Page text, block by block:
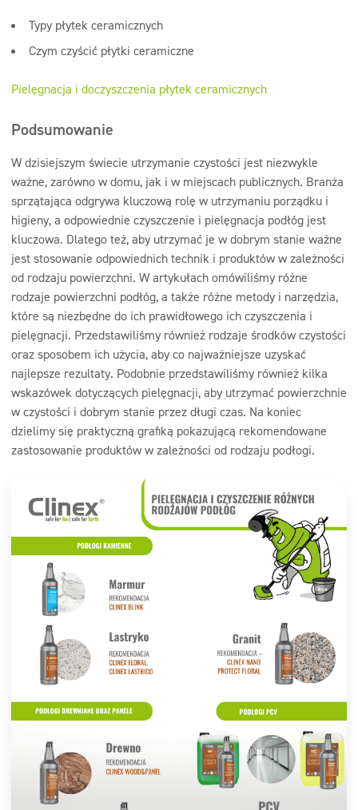
Typy płytek ceramicznych
Czym czyścić płytki ceramiczne
Pielęgnacja i doczyszczenia płytek ceramicznych
Podsumowanie
W dzisiejszym świecie utrzymanie czystości jest niezwykle
ważne, zarówno w domu, jak i w miejscach publicznych. Branża
sprzątająca odgrywa kluczową rolę w utrzymaniu porządku i
higieny, a odpowiednie czyszczenie i pielęgnacja podłóg jest
kluczowa. Dlatego też, aby utrzymać je w dobrym stanie ważne
jest stosowanie odpowiednich technik i produktów w zależności
od rodzaju powierzchni. W artykułach omówiliśmy różne
rodzaje powierzchni podłóg, a także różne metody i narzędzia,
które są niezbędne do ich prawidłowego ich czyszczenia i
pielęgnacji. Przedstawiliśmy również rodzaje środków czystości
oraz sposobem ich użycia, aby co najważniejsze uzyskać
najlepsze rezultaty. Podobnie przedstawiliśmy również kilka
wskazówek dotyczących pielęgnacji, aby utrzymać powierzchnie
w czystości i dobrym stanie przez długi czas. Na koniec
dzielimy się praktyczną grafiką pokazującą rekomendowane
zastosowanie produktów w zależności od rodzaju podłogi.